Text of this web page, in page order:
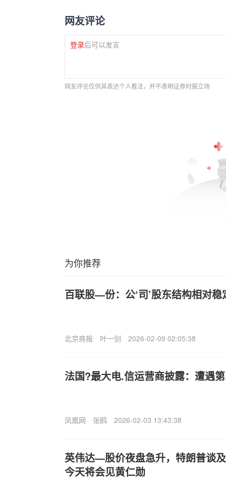
网友评论
登录后可以发言
网友评论仅供其表达个人看法，并不表明证券时报立场
为你推荐
百联股—份：公‘司’股东结构相对稳
北京商报 叶一剑 2026-02-09 02:05:38
法国?最大电.信运营商披露：遭遇
凤凰网 张鸥 2026-02-03 13:43:38
英伟达—股价夜盘急升，特朗普谈
今天将会见黄仁勋